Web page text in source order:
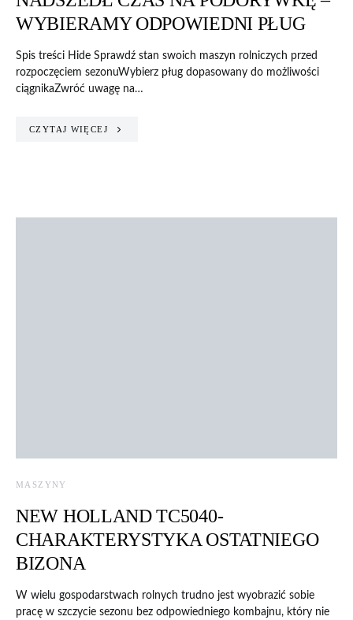
WYBIERAMY ODPOWIEDNI PŁUG
Spis treści Hide Sprawdź stan swoich maszyn rolniczych przed
rozpoczęciem sezonuWybierz pług dopasowany do możliwości
ciągnikaZwróć uwagę na…
CZYTAJ WIĘCEJ
MASZYNY
NEW HOLLAND TC5040-
CHARAKTERYSTYKA OSTATNIEGO
BIZONA
W wielu gospodarstwach rolnych trudno jest wyobrazić sobie
pracę w szczycie sezonu bez odpowiedniego kombajnu, który nie